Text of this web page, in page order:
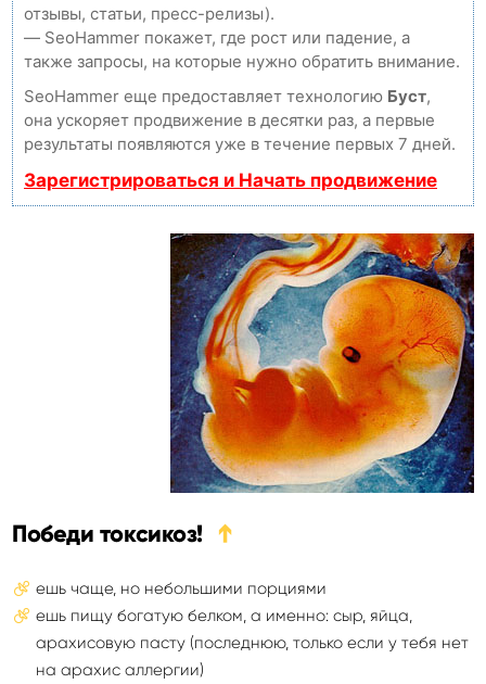
отзывы, статьи, пресс-релизы).
— SeoHammer покажет, где рост или падение, а
также запросы, на которые нужно обратить внимание.
SeoHammer еще предоставляет технологию Буст,
она ускоряет продвижение в десятки раз, а первые
результаты появляются уже в течение первых 7 дней.
Зарегистрироваться и Начать продвижение
Победи токсикоз! ➔
ешь чаще, но небольшими порциями
ешь пищу богатую белком, а именно: сыр, яйца,
арахисовую пасту (последнюю, только если у тебя нет
на арахис аллергии)